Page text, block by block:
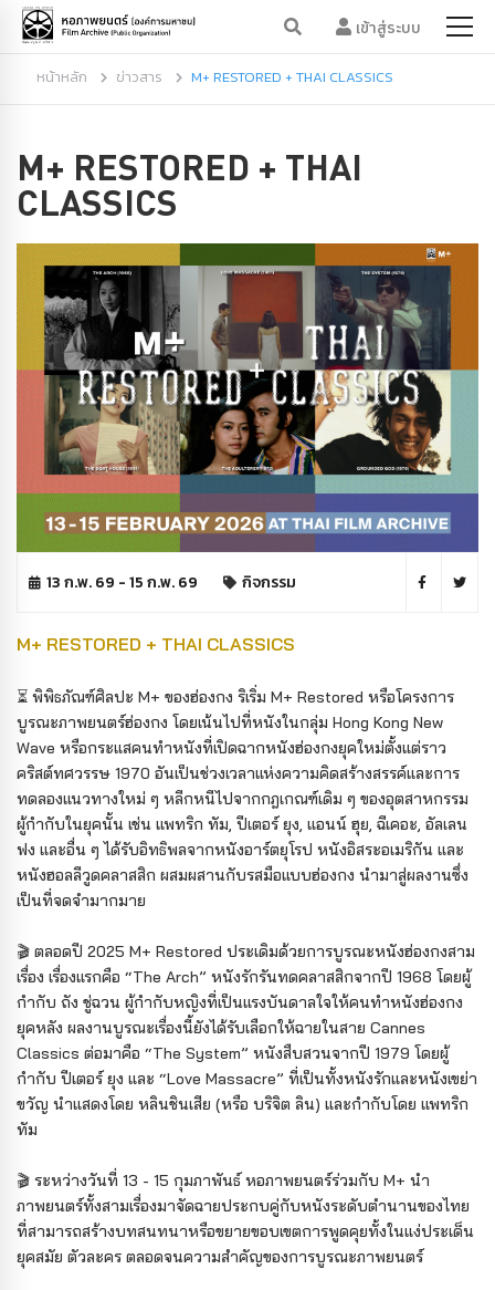
เข้าสู่ระบบ
หน้าหลัก ข่าวสาร M+ RESTORED + THAI CLASSICS
M+ RESTORED + THAI
CLASSICS
13 ก.พ. 69 - 15 ก.พ. 69 กิจกรรม
M+ RESTORED + THAI CLASSICS
⏳ พิพิธภัณฑ์ศิลปะ M+ ของฮ่องกง ริเริ่ม M+ Restored หรือโครงการ
บูรณะภาพยนตร์ฮ่องกง โดยเน้นไปที่หนังในกลุ่ม Hong Kong New
Wave หรือกระแสคนทำหนังที่เปิดฉากหนังฮ่องกงยุคใหม่ตั้งแต่ราว
คริสต์ทศวรรษ 1970 อันเป็นช่วงเวลาแห่งความคิดสร้างสรรค์และการ
ทดลองแนวทางใหม่ ๆ หลีกหนีไปจากกฎเกณฑ์เดิม ๆ ของอุตสาหกรรม
ผู้กำกับในยุคนั้น เช่น แพทริก ทัม, ปีเตอร์ ยุง, แอนน์ ฮุย, ฉีเคอะ, อัลเลน
ฟง และอื่น ๆ ได้รับอิทธิพลจากหนังอาร์ตยุโรป หนังอิสระอเมริกัน และ
หนังฮอลลีวูดคลาสสิก ผสมผสานกับรสมือแบบฮ่องกง นำมาสู่ผลงานซึ่ง
เป็นที่จดจำมากมาย
🎬 ตลอดปี 2025 M+ Restored ประเดิมด้วยการบูรณะหนังฮ่องกงสาม
เรื่อง เรื่องแรกคือ “The Arch” หนังรักรันทดคลาสสิกจากปี 1968 โดยผู้
กำกับ ถัง ชู่ฉวน ผู้กำกับหญิงที่เป็นแรงบันดาลใจให้คนทำหนังฮ่องกง
ยุคหลัง ผลงานบูรณะเรื่องนี้ยังได้รับเลือกให้ฉายในสาย Cannes
Classics ต่อมาคือ “The System” หนังสืบสวนจากปี 1979 โดยผู้
กำกับ ปีเตอร์ ยุง และ “Love Massacre” ที่เป็นทั้งหนังรักและหนังเขย่า
ขวัญ นำแสดงโดย หลินชินเสีย (หรือ บริจิต ลิน) และกำกับโดย แพทริก
ทัม
🎬 ระหว่างวันที่ 13 - 15 กุมภาพันธ์ หอภาพยนตร์ร่วมกับ M+ นำ
ภาพยนตร์ทั้งสามเรื่องมาจัดฉายประกบคู่กับหนังระดับตำนานของไทย
ที่สามารถสร้างบทสนทนาหรือขยายขอบเขตการพูดคุยทั้งในแง่ประเด็น
ยุคสมัย ตัวละคร ตลอดจนความสำคัญของการบูรณะภาพยนตร์